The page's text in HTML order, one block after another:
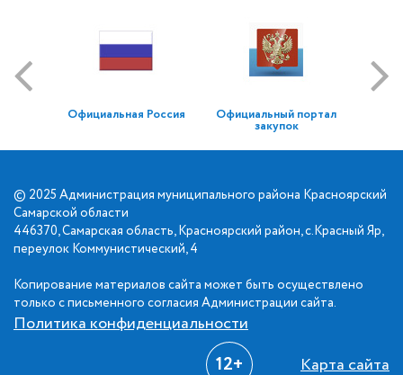
Официальная Россия Официальный портал
закупок
© 2025 Администрация муниципального района Красноярский
Самарской области
446370, Самарская область, Красноярский район, с.Красный Яр,
переулок Коммунистический, 4
Копирование материалов сайта может быть осуществлено
только с письменного согласия Администрации сайта.
Политика конфиденциальности
12+ Карта сайта